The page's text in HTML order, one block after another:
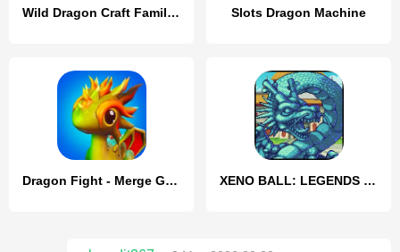
Wild Dragon Craft Family Sim Slots Dragon Machine
Dragon Fight - Merge Games XENO BALL: LEGENDS WARRIORS